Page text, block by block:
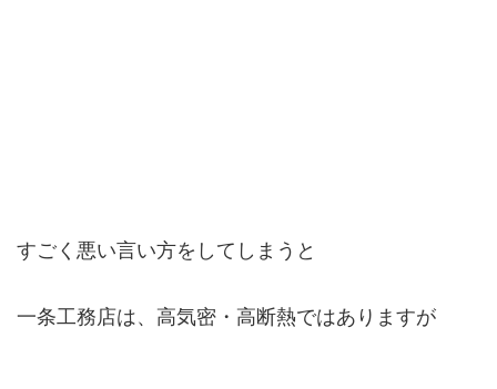
すごく悪い言い方をしてしまうと
一条工務店は、高気密・高断熱ではありますが